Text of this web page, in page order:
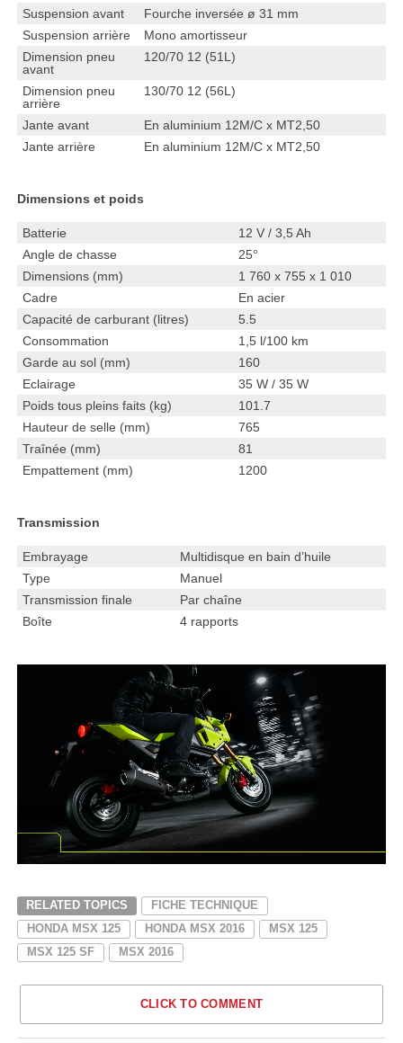
Suspension avant
Fourche inversée ø 31 mm
Suspension arrière
Mono amortisseur
Dimension pneu
avant
120/70 12 (51L)
Dimension pneu
arrière
130/70 12 (56L)
Jante avant
En aluminium 12M/C x MT2,50
Jante arrière
En aluminium 12M/C x MT2,50
Dimensions et poids
Batterie
12 V / 3,5 Ah
Angle de chasse
25°
Dimensions (mm)
1 760 x 755 x 1 010
Cadre
En acier
Capacité de carburant (litres)
5.5
Consommation
1,5 l/100 km
Garde au sol (mm)
160
Eclairage
35 W / 35 W
Poids tous pleins faits (kg)
101.7
Hauteur de selle (mm)
765
Traînée (mm)
81
Empattement (mm)
1200
Transmission
Embrayage
Multidisque en bain d’huile
Type
Manuel
Transmission finale
Par chaîne
Boîte
4 rapports
RELATED TOPICS
FICHE TECHNIQUE
HONDA MSX 125
HONDA MSX 2016
MSX 125
MSX 125 SF
MSX 2016
CLICK TO COMMENT